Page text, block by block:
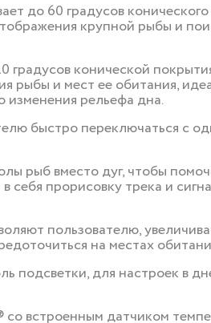
до 60 градусов
крупной рыбы и
градусов конической
рыбы и мест ее обитания,
изменения рельефа дна.
быстро переключаться с
рыб вместо дуг, чтобы
себя прорисовку трека и
пользователю,
на местах
подсветки, для настроек в
встроенным датчиком